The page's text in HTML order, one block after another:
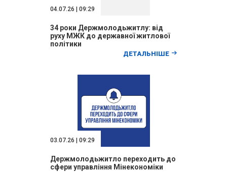
04.07.26 | 09:29
34 роки Держмолодьжитлу: від
руху МЖК до державної житлової
політики
ДЕТАЛЬНІШЕ
03.07.26 | 09:29
Держмолодьжитло переходить до
сфери управління Мінекономіки